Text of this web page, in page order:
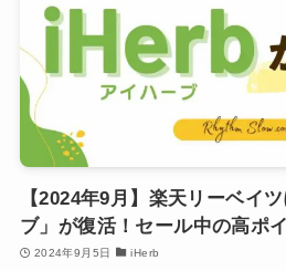
【2024年9月】楽天リーベイ
ブ」が復活！セール中の高ポ
2024年9月5日 iHerb